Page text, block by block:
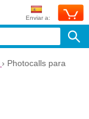
Enviar a:
› Photocalls para